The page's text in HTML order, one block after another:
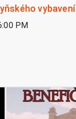
vybavení
PM